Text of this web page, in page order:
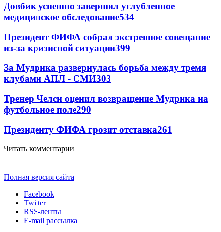
Довбик успешно завершил углубленное
медицинское обследование534
Президент ФИФА собрал экстренное совещание
из-за кризисной ситуации399
За Мудрика развернулась борьба между тремя
клубами АПЛ - СМИ303
Тренер Челси оценил возвращение Мудрика на
футбольное поле290
Президенту ФИФА грозит отставка261
Читать комментарии
Полная версия сайта
Facebook
Twitter
RSS-ленты
E-mail рассылка